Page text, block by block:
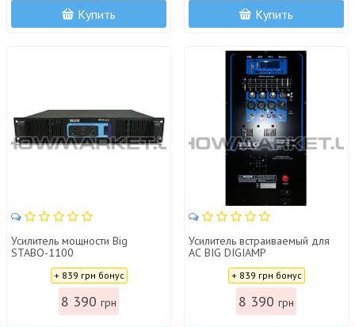
Купить Купить
Усилитель мощности Big
STABO-1100
+ 839 грн бонус
8 390 грн
Усилитель встраиваемый для
АС BIG DIGIAMP
+ 839 грн бонус
8 390 грн